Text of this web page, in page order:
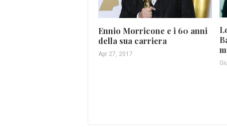
Ennio Morricone e i 60 anni
della sua carriera
Apr 27, 2017